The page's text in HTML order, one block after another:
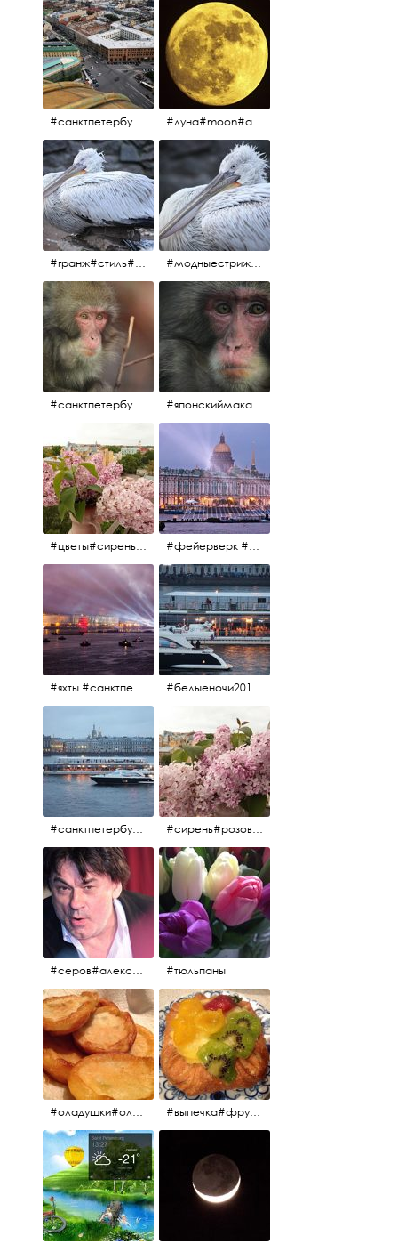
#санктпетербург #исаакиевскийсобор #исакий #луна#moon#апрельскаялуна#санктпетербург
#гранж#стиль#тренд#тренд2017 #модныестрижки#санктпетербург #пеликан #птицы#причёски #модныестрижки#стильныестрижки#причёски#зоопарк #пеликан#санктпетербург #причёскиподуше
#санктпетербург #macacafuscata #macaca #ленинградскийзоопарк #снежнаяобезьяна #японскиймакак #макака #зоопарк #японскиймакак#снежнаяобезьяна#приматы#макака#зоопарк#животные#ленинградскийзоопарк#macaca#macacafuscata#санктпетербург
#цветы#сирень #розоваясирень #натюрморт #натюрмортсцветами #весна2012 #пробуждение #фейерверк #салют #парусник #санктпетербург #белыеночи2012 #белыеночи #алыепаруса2012 #алыепаруса #нева
#яхты #санктпетербург #нева #белыеночи2012 #алыепаруса #алыепаруса2012#парусник#салют#фейерверк #белыеночи2012 #белыеночи #2012 #нева #санктпетербург #яхты
#санктпетербург #нева#яхты#2012 #белыеночи#белыеночи2012 #сирень#розоваясирень#натюрморт#натюрмортсцветами#2012#весна2012
#серов#александрсеров#певец#народныйартист#эстрадныйпевец#композитор#тыменялюбишь#мадонна#ялюблютебядослёз #тюльпаны
#оладушки#оладушкинакефире #оладушкисяблоками #кефир#яблоки С утра испёк, на кефире с яблоками. #выпечка#фрукты#пекарня#зима